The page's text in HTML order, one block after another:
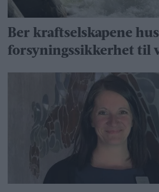
Ber kraftselskapene
forsyningssikkerhet til